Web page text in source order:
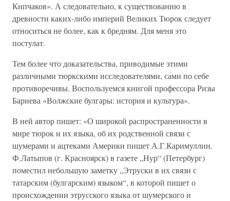
Кипчаков». А следовательно, к существованию в
древности каких-либо империй Великих Тюрок следует
относиться не более, как к бредням. Для меня это
постулат.
Тем более что доказательства, приводимые этими
различными тюркскими исследователями, сами по себе
противоречивы. Воспользуемся книгой профессора Ризы
Бариева «Волжские булгары: история и культура».
В ней автор пишет: «О широкой распространенности в
мире тюрок и их языка, об их родственной связи с
шумерами и ацтеками Америки пишет А.Г.Каримуллин.
Ф.Латыпов (г. Красноярск) в газете „Нур“ (Петербург)
поместил небольшую заметку „Этруски в их связи с
татарским (булгарским) языком“, в которой пишет о
происхождении этрусского языка от шумерского и